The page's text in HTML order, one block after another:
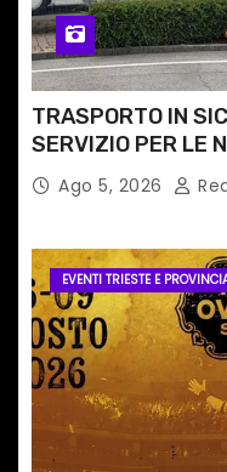
TRASPORTO IN
SERVIZIO PER LE
PERCORSI,
Ago 5, 2026
EVENTI TRIESTE E